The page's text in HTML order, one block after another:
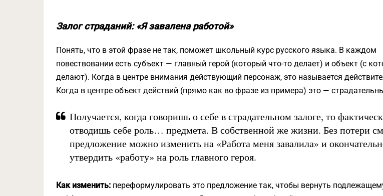
Залог страданий: «Я завалена работой»
Понять, что в этой фразе не так, поможет школьный курс русского языка. В каждом
повествовании есть субъект — главный герой (который что-то делает) и объект (с
делают). Когда в центре внимания действующий персонаж, это называется
Когда в центре объект действий (прямо как во фразе из примера) это —
Получается, когда говоришь о себе в страдательном залоге, то
отводишь себе роль… предмета. В собственной же жизни. Без потери
предложение можно изменить на «Работа меня завалила» и
утвердить «работу» на роль главного героя.
Как изменить: переформулировать это предложение так, чтобы вернуть